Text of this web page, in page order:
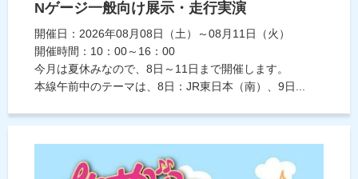
Nゲージ一般向け展示・走行実演
開催日：2026年08月08日（土）～08月11日（火）
開催時間：10：00～16：00
今月は夏休みなので、8日～11日まで開催します。
本線午前中のテーマは、8日：JR東日本（南）、9日...